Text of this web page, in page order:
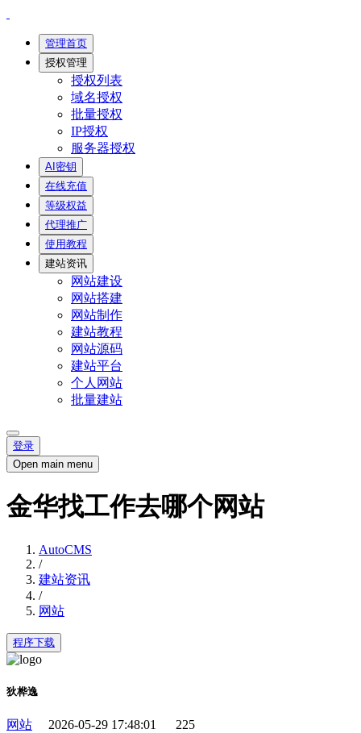
管理首页
授权管理
授权列表
域名授权
批量授权
IP授权
服务器授权
AI密钥
在线充值
等级权益
代理推广
使用教程
建站资讯
网站建设
网站搭建
网站制作
建站教程
网站源码
建站平台
个人网站
批量建站
登录
Open main menu
金华找工作去哪个网站
AutoCMS
/
建站资讯
/
网站
程序下载
狄桦逸
网站 2026-05-29 17:48:01 225